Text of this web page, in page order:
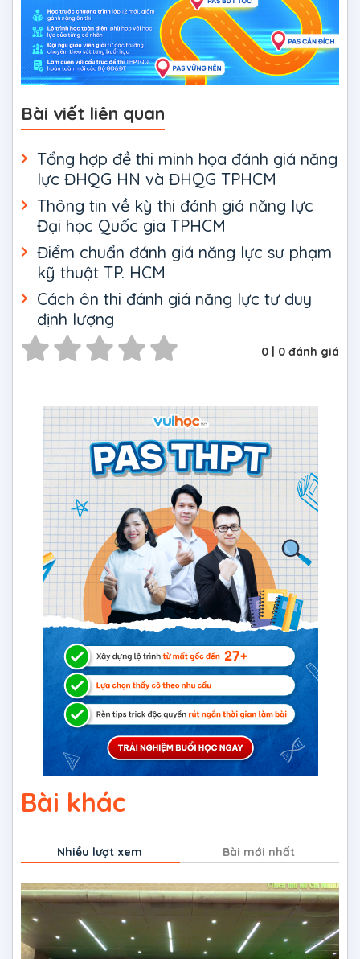
Bài viết liên quan
Tổng hợp đề thi minh họa đánh giá năng
lực ĐHQG HN và ĐHQG TPHCM
Thông tin về kỳ thi đánh giá năng lực
Đại học Quốc gia TPHCM
Điểm chuẩn đánh giá năng lực sư phạm
kỹ thuật TP. HCM
Cách ôn thi đánh giá năng lực tư duy
định lượng
0 | 0 đánh giá
Bài khác
Nhiều lượt xem Bài mới nhất